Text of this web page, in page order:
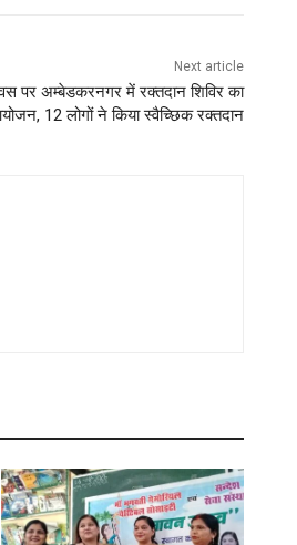
Next article
पर अम्बेडकरनगर में रक्तदान शिविर का
12 लोगों ने किया स्वैच्छिक रक्तदान